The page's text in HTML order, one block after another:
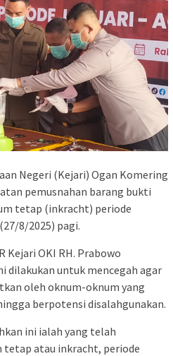
Negeri (Kejari) Ogan Komering
pemusnahan barang bukti
tetap (inkracht) periode
8/2025) pagi.
Kejari OKI RH. Prabowo
dilakukan untuk mencegah agar
oleh oknum-oknum yang
berpotensi disalahgunakan.
ini ialah yang telah
tetap atau inkracht, periode